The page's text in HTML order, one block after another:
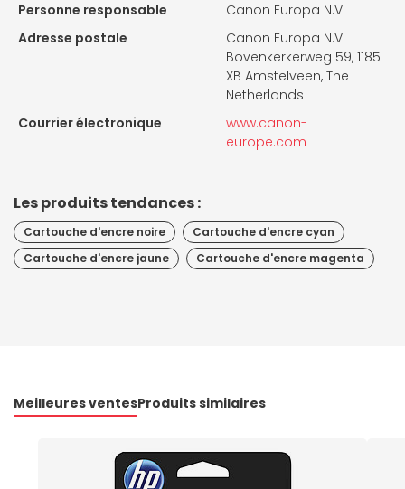
Personne responsable
Canon Europa N.V.
Adresse postale
Canon Europa N.V.
Bovenkerkerweg 59, 1185
XB Amstelveen, The
Netherlands
Courrier électronique
www.canon-
europe.com
Les produits tendances :
Cartouche d'encre noire
Cartouche d'encre cyan
Cartouche d'encre jaune
Cartouche d'encre magenta
Meilleures ventesProduits similaires